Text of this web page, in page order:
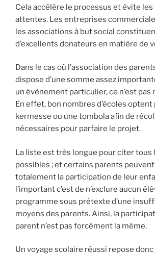
Cela accélère le processus et évite les
attentes. Les entreprises
les associations à but social
d’excellents donateurs en matière de
Dans le cas où l’association des
dispose d’une somme assez
un évènement particulier, ce n’est
En effet, bon nombres d’écoles optent
kermesse ou une tombola afin de
nécessaires pour parfaire le projet.
La liste est très longue pour citer tous
possibles ; et certains parents
totalement la participation de leur
l’important c’est de n’exclure aucun
programme sous prétexte d’une
moyens des parents. Ainsi, la
parent n’est pas forcément la même.
Un voyage scolaire réussi repose